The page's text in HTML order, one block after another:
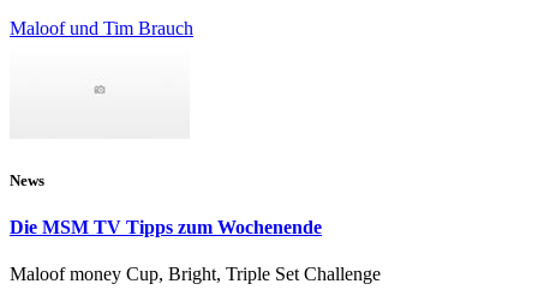
Maloof und Tim Brauch
News
Die MSM TV Tipps zum Wochenende
Maloof money Cup, Bright, Triple Set Challenge